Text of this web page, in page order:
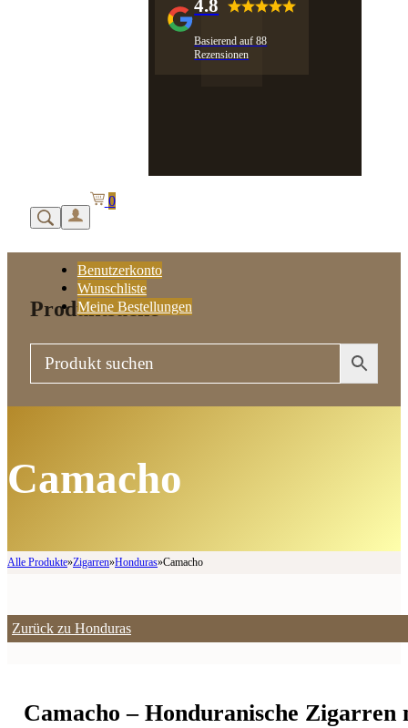
4.8
Basierend auf 88
Rezensionen
Benutzerkonto
Wunschliste
Meine Bestellungen
0
Produktsuche
Camacho
Alle Produkte»Zigarren»Honduras»Camacho
Zurück zu Honduras
Camacho – Honduranische